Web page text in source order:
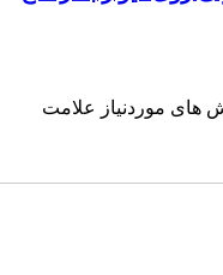
موردنیاز علامت